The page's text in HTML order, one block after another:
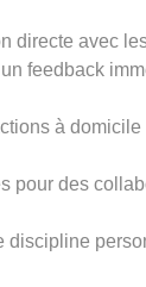
directe avec
feedback
à domicile
pour des
discipline